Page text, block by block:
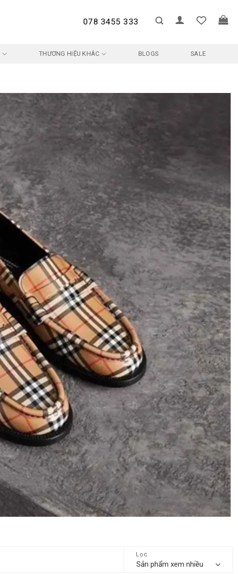
078 3455 333
THƯƠNG HIỆU KHÁC BLOGS SALE
Lọc